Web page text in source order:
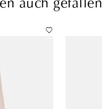
auch gefallen